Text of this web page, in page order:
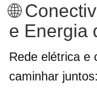
🌐
e Energia
Rede elétrica e
caminhar juntos: